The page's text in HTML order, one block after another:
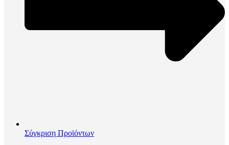
Σύγκριση Προϊόντων